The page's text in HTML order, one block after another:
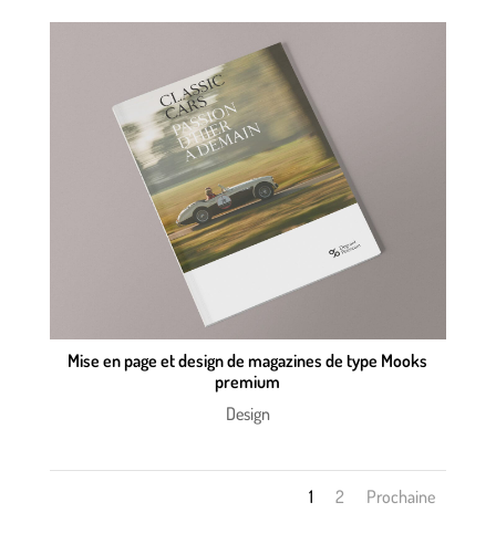
Mise en page et design de magazines de type Mooks
premium
Design
1 2 Prochaine